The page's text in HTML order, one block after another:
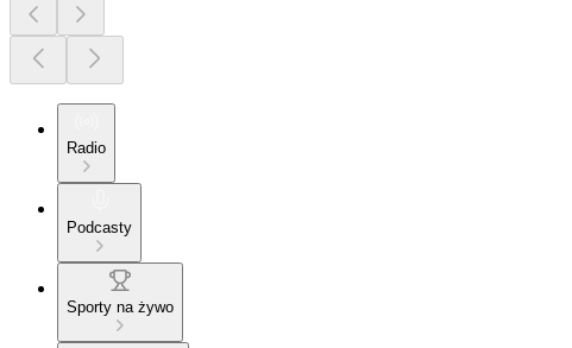
Radio
Podcasty
Sporty na żywo